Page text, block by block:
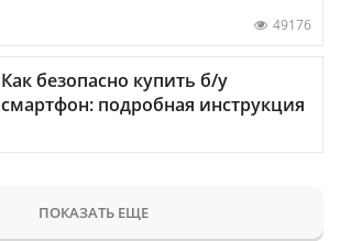
49176
Как безопасно купить б/у
смартфон: подробная инструкция
ПОКАЗАТЬ ЕЩЕ